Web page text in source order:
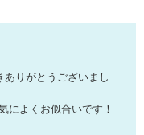
りがとうございまし
によくお似合いです！